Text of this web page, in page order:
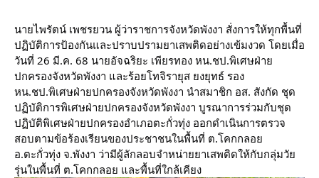
นายไพรัตน์ เพชรยวน ผู้ว่าราชการจังหวัดพังงา สั่งการให้ทุกพื้นที่
ปฏิบัติการป้องกันและปราบปรามยาเสพติดอย่างเข้มงวด โดยเมื่อ
วันที่ 26 มี.ค. 68 นายอัจฉริยะ เพียรทอง หน.ชป.พิเศษฝ่าย
ปกครองจังหวัดพังงา และร้อยโทจิรายุส ยงยุทธ์ รอง
หน.ชป.พิเศษฝ่ายปกครองจังหวัดพังงา นำสมาชิก อส. สังกัด ชุด
ปฏิบัติการพิเศษฝ่ายปกครองจังหวัดพังงา บูรณาการร่วมกับชุด
ปฏิบัติพิเศษฝ่ายปกครองอำเภอตะกั่วทุ่ง ออกดำเนินการตรวจ
สอบตามข้อร้องเรียนของประชาชนในพื้นที่ ต.โคกกลอย
อ.ตะกั่วทุ่ง จ.พังงา ว่ามีผู้ลักลอบจำหน่ายยาเสพติดให้กับกลุ่มวัย
รุ่นในพื้นที่ ต.โคกกลอย และพื้นที่ใกล้เคียง